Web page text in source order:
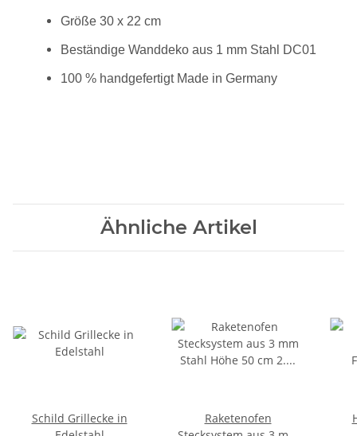
Größe 30 x 22 cm
Beständige Wanddeko aus 1 mm Stahl DC01
100 % handgefertigt Made in Germany
Ähnliche Artikel
Schild Grillecke in
Raketenofen